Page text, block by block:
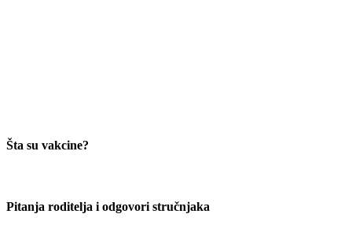
Šta su vakcine?
Pitanja roditelja i odgovori stručnjaka